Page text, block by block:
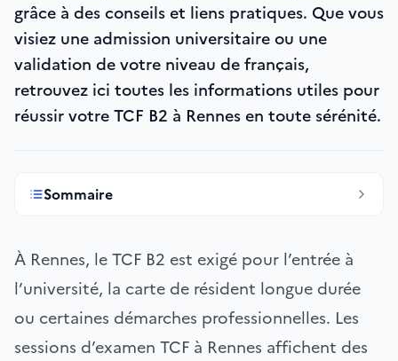
grâce à des conseils et liens pratiques. Que vous
visiez une admission universitaire ou une
validation de votre niveau de français,
retrouvez ici toutes les informations utiles pour
réussir votre TCF B2 à Rennes en toute sérénité.
Sommaire
À Rennes, le TCF B2 est exigé pour l’entrée à
l’université, la carte de résident longue durée
ou certaines démarches professionnelles. Les
sessions d’examen TCF à Rennes affichent des